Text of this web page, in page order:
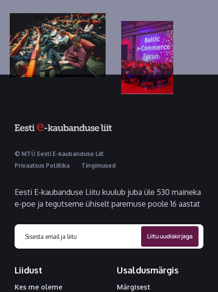
© MTÜ Eesti E-kaubanduse Liit
Privaatsus Poliitika
Tingimused
Eesti E-kaubanduse Liitu kuulub juba üle 530 maineka
e-poe ja tegutseme ühiselt paremuse poole 16 aastat
Liidust
Kes me oleme
Usaldusmärgis
Märgisest